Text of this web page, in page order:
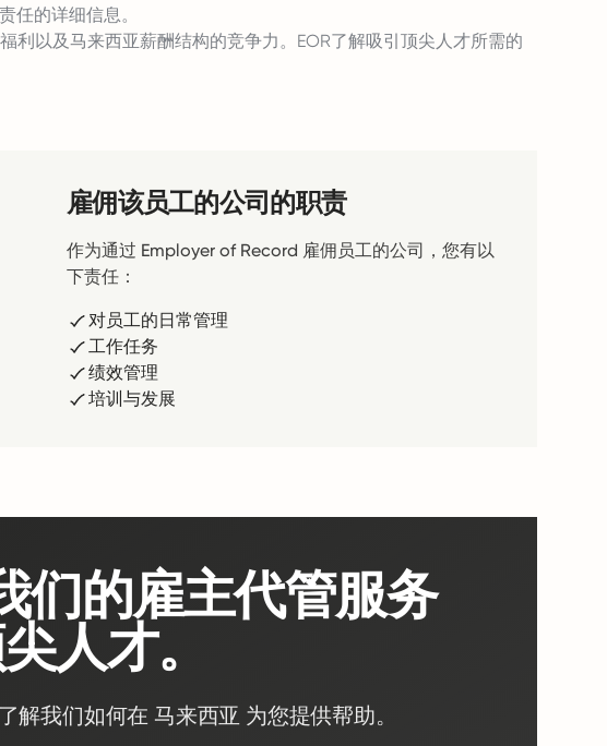
的详细信息。
利以及马来西亚薪酬结构的竞争力。EOR了解吸引顶尖人才所需的
雇佣该员工的公司的职责
作为通过 Employer of Record 雇佣员工的公司，您有以
下责任：
对员工的日常管理
工作任务
绩效管理
培训与发展
们的雇主代管服务
人才。
解我们如何在 马来西亚 为您提供帮助。